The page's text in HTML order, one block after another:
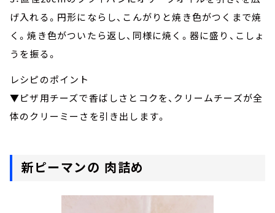
げ入れる。円形にならし、こんがりと焼き色がつくまで焼
く。焼き色がついたら返し、同様に焼く。器に盛り、こしょ
うを振る。
レシピのポイント
▼ピザ用チーズで香ばしさとコクを、クリームチーズが全
体のクリーミーさを引き出します。
新ピーマンの 肉詰め